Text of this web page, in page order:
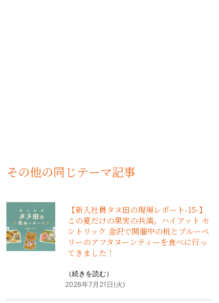
その他の同じテーマ記事
【新入社員タヌ田の現場レポート-15-】
この夏だけの果実の共演。ハイアット セ
ントリック 金沢で開催中の桃とブルーベ
リーのアフタヌーンティーを食べに行っ
てきました！
（続きを読む）
2026年7月21日(火)